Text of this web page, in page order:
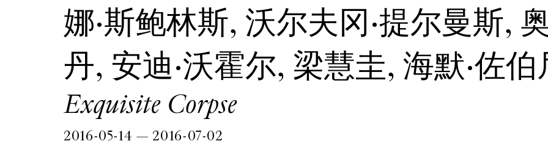
娜·斯鲍林斯, 沃尔夫冈·提尔曼斯,
丹, 安迪·沃霍尔, 梁慧圭, 海默·佐
Exquisite Corpse
2016-05-14 — 2016-07-02